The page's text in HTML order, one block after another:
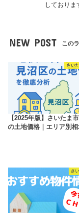
しておりま
NEW POST この
さい
【2025年版】さいたま
の土地価格｜エリア別
さ